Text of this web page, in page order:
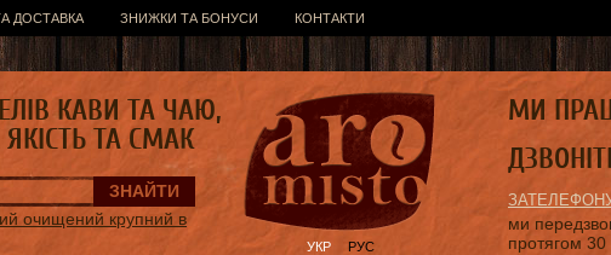
ДОСТАВКА ЗНИЖКИ ТА БОНУСИ КОНТАКТИ
УКР РУС
очищений крупний в
ми
протягом 30
КАВИ ТА ЧАЮ,
ТА СМАК
МИ